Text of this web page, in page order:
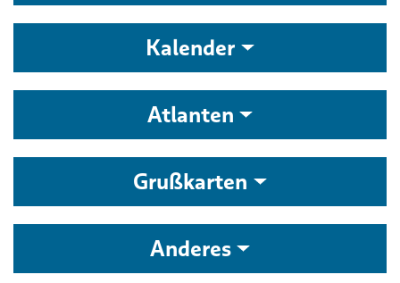
Kalender
Atlanten
Grußkarten
Anderes